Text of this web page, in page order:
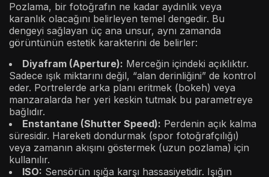
Pozlama, bir fotoğrafın ne kadar aydınlık veya
karanlık olacağını belirleyen temel dengedir. Bu
dengeyi sağlayan üç ana unsur, aynı zamanda
görüntünün estetik karakterini de belirler:
Diyafram (Aperture): Merceğin içindeki açıklıktır.
Sadece ışık miktarını değil, “alan derinliğini” de kontrol
eder. Portrelerde arka planı eritmek (bokeh) veya
manzaralarda her yeri keskin tutmak bu parametreye
bağlıdır.
Enstantane (Shutter Speed): Perdenin açık kalma
süresidir. Hareketi dondurmak (spor fotoğrafçılığı)
veya zamanın akışını göstermek (uzun pozlama) için
kullanılır.
ISO: Sensörün ışığa karşı hassasiyetidir. Işığın